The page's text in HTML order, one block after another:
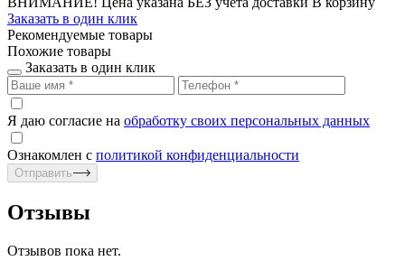
Заказать в один клик
Рекомендуемые товары
Похожие товары
Заказать в один клик
Я даю согласие на обработку своих персональных данных
Ознакомлен с политикой конфиденциальности
Отправить
Отзывы
Отзывов пока нет.